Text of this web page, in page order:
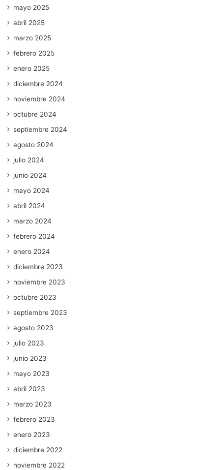
mayo 2025
abril 2025
marzo 2025
febrero 2025
enero 2025
diciembre 2024
noviembre 2024
octubre 2024
septiembre 2024
agosto 2024
julio 2024
junio 2024
mayo 2024
abril 2024
marzo 2024
febrero 2024
enero 2024
diciembre 2023
noviembre 2023
octubre 2023
septiembre 2023
agosto 2023
julio 2023
junio 2023
mayo 2023
abril 2023
marzo 2023
febrero 2023
enero 2023
diciembre 2022
noviembre 2022